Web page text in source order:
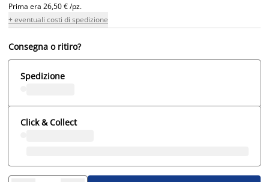
Prima era 26,50 € /pz.
+ eventuali costi di spedizione
Consegna o ritiro?
Spedizione
Click & Collect